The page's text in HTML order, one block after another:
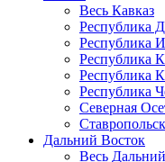
Весь Кавказ
Республика
Республика
Республика
Республика
Республика
Северная
Дальний Восток
Весь